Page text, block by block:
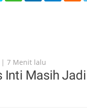
| 7 Menit lalu
Inti Masih